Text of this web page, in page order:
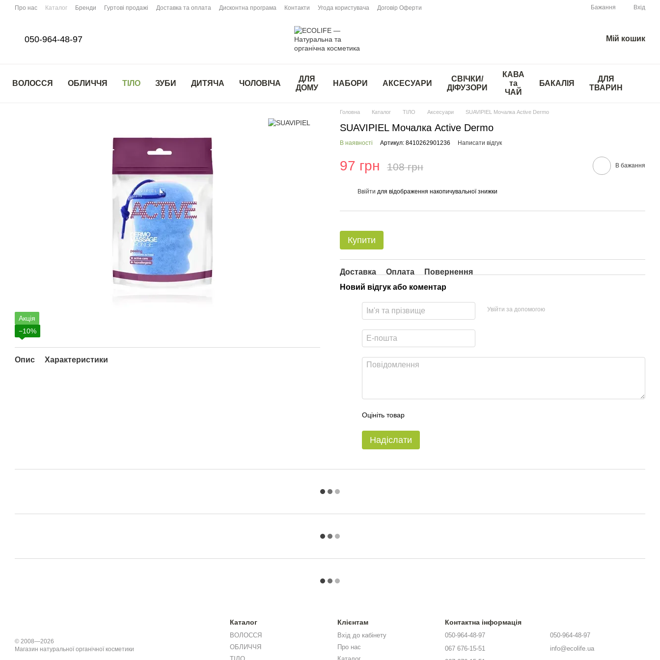
Перейти до основного контенту
Про нас Каталог Бренди Гуртові продажі Доставка та оплата Дисконтна програма Контакти Угода користувача Договір Оферти Бажання Вхід
050-964-48-97 Мій кошик
ВОЛОССЯ ОБЛИЧЧЯ ТІЛО ЗУБИ ДИТЯЧА ЧОЛОВІЧА
ДЛЯ
ДОМУ
НАБОРИ АКСЕСУАРИ
СВІЧКИ/
ДІФУЗОРИ
КАВА
та
ЧАЙ
БАКАЛІЯ
ДЛЯ
ТВАРИН
Акція
−10%
Опис Характеристики
Головна Каталог ТІЛО Аксесуари SUAVIPIEL Мочалка Active Dermo
SUAVIPIEL Мочалка Active Dermo
В наявності Артикул: 8410262901236 Написати відгук
97 грн 108 грн В бажання
Ввійти для відображення накопичувальної знижки
Купити
Доставка Оплата
Повернення
Новий відгук або коментар
Увійти за допомогою
Оцініть товар
Надіслати
© 2008—2026
Магазин натуральної органічної косметики
Каталог
ВОЛОССЯ
ОБЛИЧЧЯ
Клієнтам
Вхід до кабінету
Про нас
Контактна інформація
050-964-48-97
067 676-15-51
050-964-48-97
info@ecolife.ua